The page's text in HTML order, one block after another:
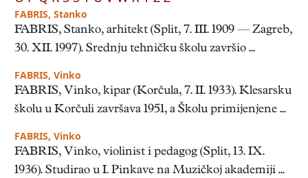
FABRIS, Stanko
FABRIS, Stanko, arhitekt (Split, 7. III. 1909 — Zagreb,
30. XII. 1997). Srednju tehničku školu završio ...
FABRIS, Vinko
FABRIS, Vinko, kipar (Korčula, 7. II. 1933). Klesarsku
školu u Korčuli završava 1951, a Školu primijenjene ...
FABRIS, Vinko
FABRIS, Vinko, violinist i pedagog (Split, 13. IX.
1936). Studirao u I. Pinkave na Muzičkoj akademiji ...